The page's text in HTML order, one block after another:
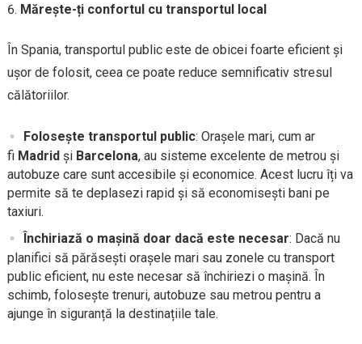
Mărește-ți confortul cu transportul local
În Spania, transportul public este de obicei foarte eficient și
ușor de folosit, ceea ce poate reduce semnificativ stresul
călătoriilor.
Folosește transportul public: Orașele mari, cum ar
fi Madridși Barcelona, au sisteme excelente de metrou și
autobuze care sunt accesibile și economice. Acest lucru îți va
permite să te deplasezi rapid și să economisești bani pe
taxiuri.
Închiriază o mașină doar dacă este necesar: Dacă nu
planifici să părăsești orașele mari sau zonele cu transport
public eficient, nu este necesar să închiriezi o mașină. În
schimb, folosește trenuri, autobuze sau metrou pentru a
ajunge în siguranță la destinațiile tale.